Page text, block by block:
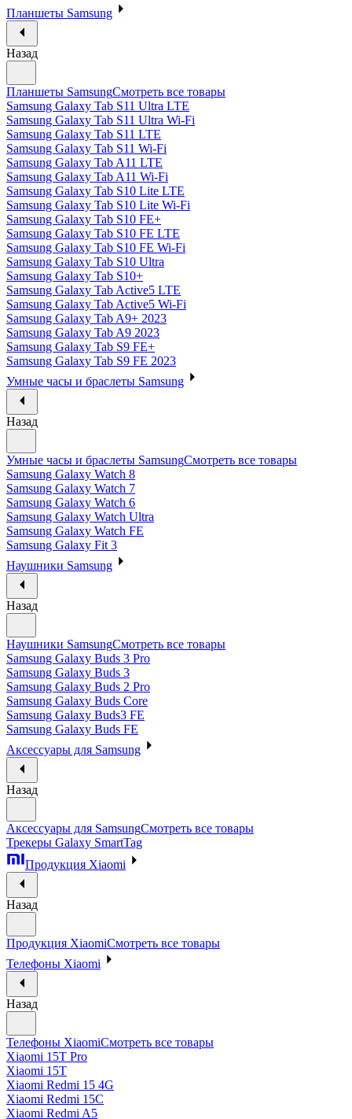
Планшеты Samsung
Назад
Планшеты SamsungСмотреть все товары
Samsung Galaxy Tab S11 Ultra LTE
Samsung Galaxy Tab S11 Ultra Wi-Fi
Samsung Galaxy Tab S11 LTE
Samsung Galaxy Tab S11 Wi-Fi
Samsung Galaxy Tab A11 LTE
Samsung Galaxy Tab A11 Wi-Fi
Samsung Galaxy Tab S10 Lite LTE
Samsung Galaxy Tab S10 Lite Wi-Fi
Samsung Galaxy Tab S10 FE+
Samsung Galaxy Tab S10 FE LTE
Samsung Galaxy Tab S10 FE Wi-Fi
Samsung Galaxy Tab S10 Ultra
Samsung Galaxy Tab S10+
Samsung Galaxy Tab Active5 LTE
Samsung Galaxy Tab Active5 Wi-Fi
Samsung Galaxy Tab A9+ 2023
Samsung Galaxy Tab A9 2023
Samsung Galaxy Tab S9 FE+
Samsung Galaxy Tab S9 FE 2023
Умные часы и браслеты Samsung
Назад
Умные часы и браслеты SamsungСмотреть все товары
Samsung Galaxy Watch 8
Samsung Galaxy Watch 7
Samsung Galaxy Watch 6
Samsung Galaxy Watch Ultra
Samsung Galaxy Watch FE
Samsung Galaxy Fit 3
Наушники Samsung
Назад
Наушники SamsungСмотреть все товары
Samsung Galaxy Buds 3 Pro
Samsung Galaxy Buds 3
Samsung Galaxy Buds 2 Pro
Samsung Galaxy Buds Core
Samsung Galaxy Buds3 FE
Samsung Galaxy Buds FE
Аксессуары для Samsung
Назад
Аксессуары для SamsungСмотреть все товары
Трекеры Galaxy SmartTag
Продукция Xiaomi
Назад
Продукция XiaomiСмотреть все товары
Телефоны Xiaomi
Назад
Телефоны XiaomiСмотреть все товары
Xiaomi 15T Pro
Xiaomi 15T
Xiaomi Redmi 15 4G
Xiaomi Redmi 15C
Xiaomi Redmi A5